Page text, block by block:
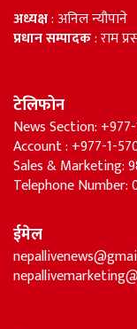
अध्यक्ष: अनिल न्यौपाने
प्रधान सम्पादक: राम
टेलिफोन
News Section:
Account : +977-1-
Sales & Marketing:
Telephone Number:
ईमेल